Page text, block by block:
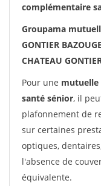
complémentaire
Groupama
GONTIER
CHATEAU
Pour une mutuelle
santé sénior, il
plafonnement de
sur certaines
optiques,
l'absence de
équivalente.